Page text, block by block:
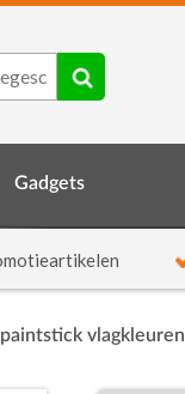
Gadgets
vlagkleuren